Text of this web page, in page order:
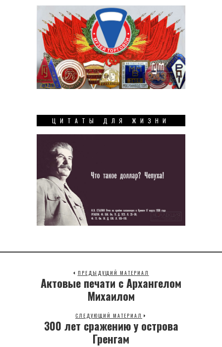
ЦИТАТЫ ДЛЯ ЖИЗНИ
ПРЕДЫДУЩИЙ МАТЕРИАЛ
Previous
Актовые печати с Архангелом
Михаилом
СЛЕДУЮЩИЙ МАТЕРИАЛ
Next
300 лет сражению у острова
Гренгам